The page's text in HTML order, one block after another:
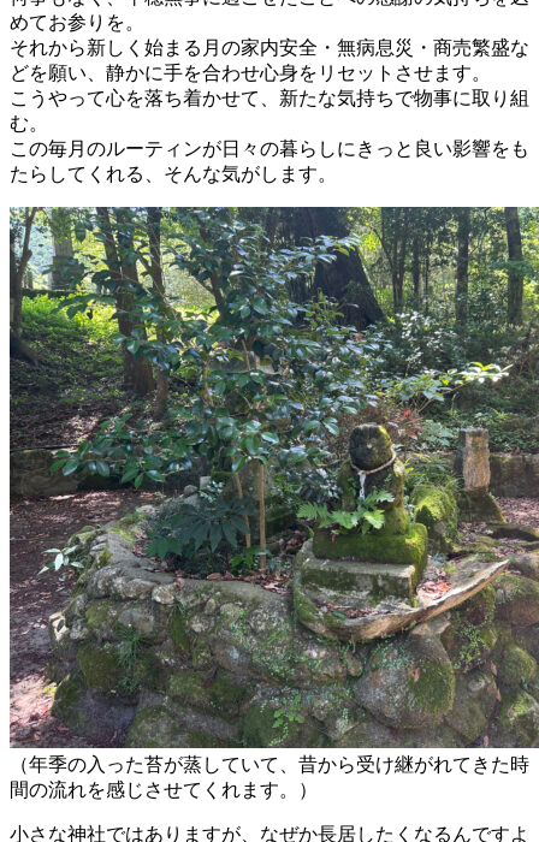
めてお参りを。
それから新しく始まる月の家内安全・無病息災・商売繁盛な
どを願い、静かに手を合わせ心身をリセットさせます。
こうやって心を落ち着かせて、新たな気持ちで物事に取り組
む。
この毎月のルーティンが日々の暮らしにきっと良い影響をも
たらしてくれる、そんな気がします。
（年季の入った苔が蒸していて、昔から受け継がれてきた時
間の流れを感じさせてくれます。）
小さな神社ではありますが、なぜか長居したくなるんですよ